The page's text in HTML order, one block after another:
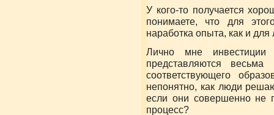
У кого-то получается
понимаете, что для
наработка опыта, как и для
Лично мне
представляются
соответствующего
непонятно, как люди
если они совершенно не
процесс?